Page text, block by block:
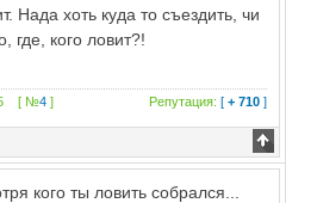
Нада хоть куда то съездить, чи
где, кого ловит?!
[ №4 ] Репутация: [+ 710 ]
кого ты ловить собрался...